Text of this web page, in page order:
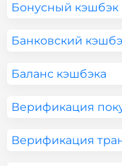
Бонусный кэшбэк
Банковский
Баланс кэшбэка
Верификация
Верификация